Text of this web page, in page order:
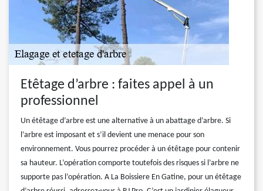
Etêtage d’arbre : faites appel à un
professionnel
Un étêtage d’arbre est une alternative à un abattage d’arbre. Si
l’arbre est imposant et s’il devient une menace pour son
environnement. Vous pourrez procéder à un étêtage pour contenir
sa hauteur. L’opération comporte toutefois des risques si l’arbre ne
supporte pas l’opération. A La Boissiere En Gatine, pour un étêtage